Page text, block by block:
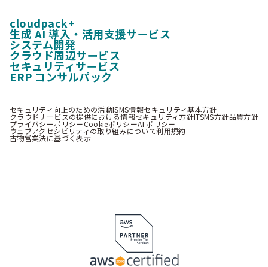
cloudpack+
生成 AI 導入・活用支援サービス
システム開発
クラウド周辺サービス
セキュリティサービス
ERP コンサルパック
セキュリティ向上のための活動ISMS情報セキュリティ基本方針
クラウドサービスの提供における情報セキュリティ方針ITSMS方針品質方針
プライバシーポリシーCookieポリシーAI ポリシー
ウェブアクセシビリティの取り組みについて利用規約
古物営業法に基づく表示